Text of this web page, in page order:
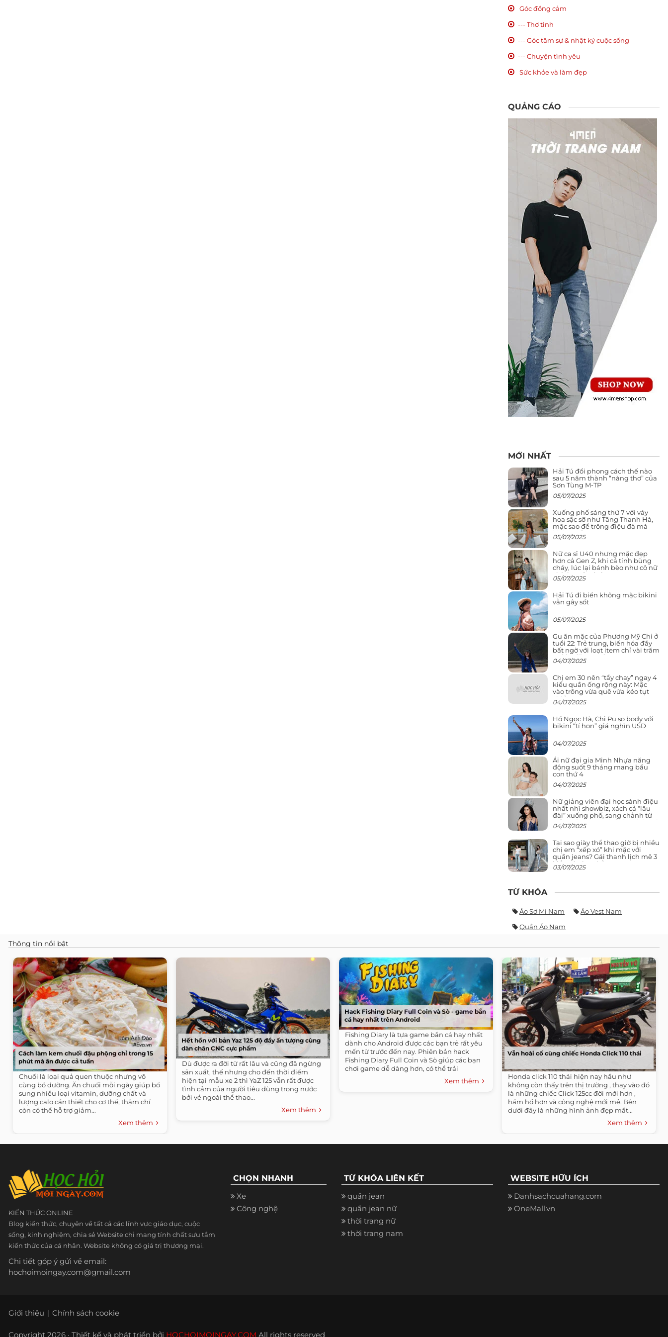
Góc đồng cảm
--- Thơ tình
--- Góc tâm sự & nhật ký cuộc sống
--- Chuyện tình yêu
Sức khỏe và làm đẹp
QUẢNG CÁO
MỚI NHẤT
Hải Tú đổi phong cách thế nào
sau 5 năm thành “nàng thơ” của
Sơn Tùng M-TP
05/07/2025
Xuống phố sáng thứ 7 với váy
hoa sặc sỡ như Tăng Thanh Hà,
mặc sao để trông điệu đà mà
không sến
05/07/2025
Nữ ca sĩ U40 nhưng mặc đẹp
hơn cả Gen Z, khi cá tính bùng
cháy, lúc lại bánh bèo như cô nữ
chính ngôn tình
05/07/2025
Hải Tú đi biển không mặc bikini
vẫn gây sốt
05/07/2025
Gu ăn mặc của Phương Mỹ Chi ở
tuổi 22: Trẻ trung, biến hóa đầy
bất ngờ với loạt item chỉ vài trăm
nghìn đã mua được
04/07/2025
Chị em 30 nên “tẩy chay” ngay 4
kiểu quần ống rộng này: Mặc
vào trông vừa quê vừa kéo tụt
chiều cao
04/07/2025
Hồ Ngọc Hà, Chi Pu so body với
bikini “tí hon” giá nghìn USD
04/07/2025
Ái nữ đại gia Minh Nhựa năng
động suốt 9 tháng mang bầu
con thứ 4
04/07/2025
Nữ giảng viên đại học sành điệu
nhất nhì showbiz, xách cả “lâu
đài” xuống phố, sang chảnh từ
giảng đường ra phố khó ai đọ lại
04/07/2025
Tại sao giày thể thao giờ bị nhiều
chị em “xếp xó” khi mặc với
quần jeans? Gái thanh lịch mê 3
kiểu này hơn hẳn
03/07/2025
TỪ KHÓA
Áo Sơ Mi Nam
Áo Vest Nam
Quần Áo Nam
Thông tin nổi bật
Cách làm kem chuối đậu phộng chỉ trong 15
phút mà ăn được cả tuần
Chuối là loại quả quen thuộc nhưng vô
cùng bổ dưỡng. Ăn chuối mỗi ngày giúp bổ
sung nhiều loại vitamin, dưỡng chất và
lượng calo cần thiết cho cơ thể, thậm chí
còn có thể hỗ trợ giảm...
Xem thêm
Hết hồn với bản Yaz 125 độ đầy ấn tượng cùng
dàn chân CNC cực phẩm
Dù được ra đời từ rất lâu và cũng đã ngừng
sản xuất, thế nhưng cho đến thời điểm
hiện tại mẫu xe 2 thì YaZ 125 vẫn rất được
tình cảm của người tiêu dùng trong nước
bởi vẻ ngoài thể thao...
Xem thêm
Hack Fishing Diary Full Coin và Sò - game bắn
cá hay nhất trên Android
Fishing Diary là tựa game bắn cá hay nhất
dành cho Android được các bạn trẻ rất yêu
mến từ trước đến nay. Phiên bản hack
Fishing Diary Full Coin và Sò giúp các bạn
chơi game dễ dàng hơn, có thể trải
Xem thêm
Vẫn hoài cổ cùng chiếc Honda Click 110 thái
Honda click 110 thái hiện nay hầu như
không còn thấy trên thị trường , thay vào đó
là những chiếc Click 125cc đời mới hơn ,
hầm hố hơn và công nghệ mới mẻ. Bên
dưới đây là những hình ảnh đẹp mắt...
Xem thêm
KIẾN THỨC ONLINE
Blog kiến thức, chuyên về tất cả các lĩnh vực giáo dục, cuộc
sống, kinh nghiệm, chia sẻ Website chỉ mang tính chất sưu tầm
kiến thức của cá nhân. Website không có giá trị thương mại.
Chi tiết góp ý gửi về email:
hochoimoingay.com@gmail.com
CHỌN NHANH
Xe
Công nghệ
TỪ KHÓA LIÊN KẾT
quần jean
quần jean nữ
thời trang nữ
thời trang nam
WEBSITE HỮU ÍCH
Danhsachcuahang.com
OneMall.vn
Giới thiệu Chính sách cookie
Copyright 2026 · Thiết kế và phát triển bởi HOCHOIMOINGAY.COM All rights reserved